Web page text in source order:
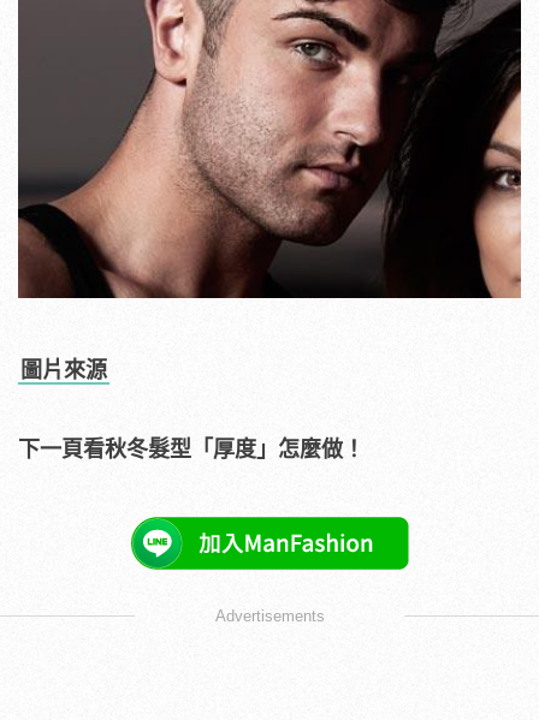
圖片來源
下一頁看秋冬髮型「厚度」怎麼做！
Advertisements